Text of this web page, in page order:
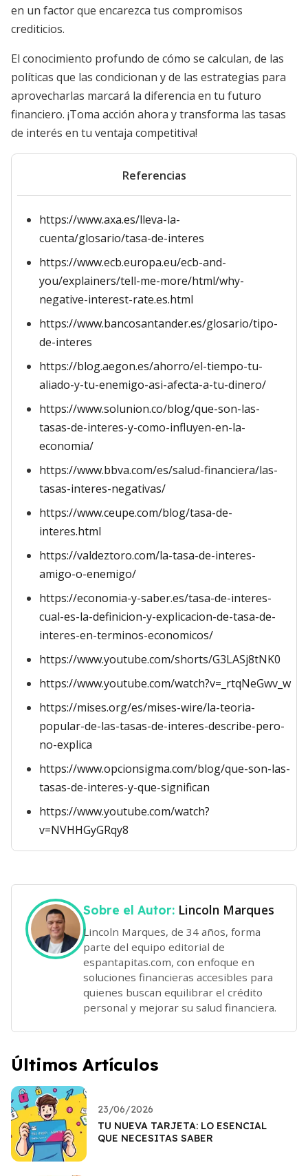
en un factor que encarezca tus compromisos
crediticios.
El conocimiento profundo de cómo se calculan, de las
políticas que las condicionan y de las estrategias para
aprovecharlas marcará la diferencia en tu futuro
financiero. ¡Toma acción ahora y transforma las tasas
de interés en tu ventaja competitiva!
Referencias
https://www.axa.es/lleva-la-
cuenta/glosario/tasa-de-interes
https://www.ecb.europa.eu/ecb-and-
you/explainers/tell-me-more/html/why-
negative-interest-rate.es.html
https://www.bancosantander.es/glosario/tipo-
de-interes
https://blog.aegon.es/ahorro/el-tiempo-tu-
aliado-y-tu-enemigo-asi-afecta-a-tu-dinero/
https://www.solunion.co/blog/que-son-las-
tasas-de-interes-y-como-influyen-en-la-
economia/
https://www.bbva.com/es/salud-financiera/las-
tasas-interes-negativas/
https://www.ceupe.com/blog/tasa-de-
interes.html
https://valdeztoro.com/la-tasa-de-interes-
amigo-o-enemigo/
https://economia-y-saber.es/tasa-de-interes-
cual-es-la-definicion-y-explicacion-de-tasa-de-
interes-en-terminos-economicos/
https://www.youtube.com/shorts/G3LASj8tNK0
https://www.youtube.com/watch?v=_rtqNeGwv_w
https://mises.org/es/mises-wire/la-teoria-
popular-de-las-tasas-de-interes-describe-pero-
no-explica
https://www.opcionsigma.com/blog/que-son-las-
tasas-de-interes-y-que-significan
https://www.youtube.com/watch?
v=NVHHGyGRqy8
Sobre el Autor: Lincoln Marques
Lincoln Marques, de 34 años, forma
parte del equipo editorial de
espantapitas.com, con enfoque en
soluciones financieras accesibles para
quienes buscan equilibrar el crédito
personal y mejorar su salud financiera.
Últimos Artículos
23/06/2026
TU NUEVA TARJETA: LO ESENCIAL
QUE NECESITAS SABER